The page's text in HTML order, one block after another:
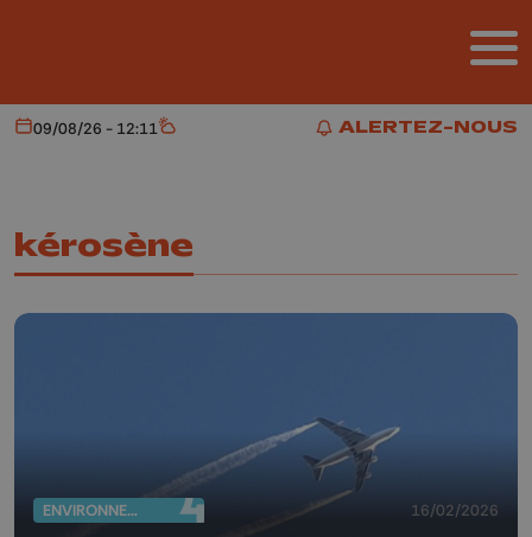
ALERTEZ-NOUS
ALERTEZ-NOUS
Aujourd'hui
09/08/26 - 12:11 Météo
kérosène
ENVIRONNEMENT 16/02/2026